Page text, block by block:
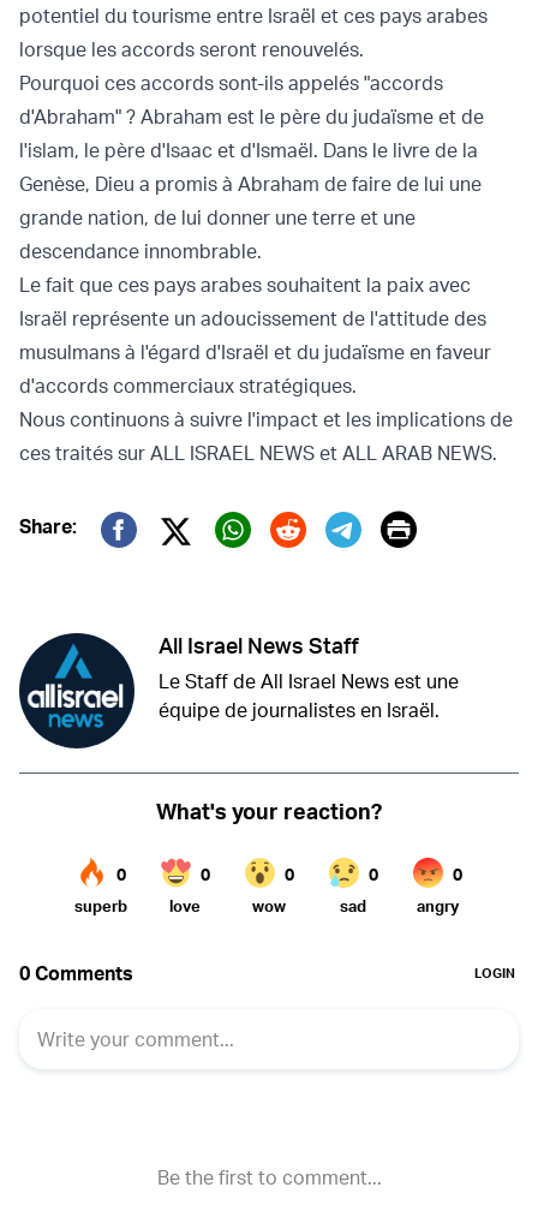
potentiel du tourisme entre Israël et ces pays arabes
lorsque les accords seront renouvelés.
Pourquoi ces accords sont-ils appelés "accords
d'Abraham" ? Abraham est le père du judaïsme et de
l'islam, le père d'Isaac et d'Ismaël. Dans le livre de la
Genèse, Dieu a promis à Abraham de faire de lui une
grande nation, de lui donner une terre et une
descendance innombrable.
Le fait que ces pays arabes souhaitent la paix avec
Israël représente un adoucissement de l'attitude des
musulmans à l'égard d'Israël et du judaïsme en faveur
d'accords commerciaux stratégiques.
Nous continuons à suivre l'impact et les implications de
ces traités sur ALL ISRAEL NEWS et ALL ARAB NEWS.
Share:
Twitter (X)
Print
All Israel News Staff
Le Staff de All Israel News est une
équipe de journalistes en Israël.